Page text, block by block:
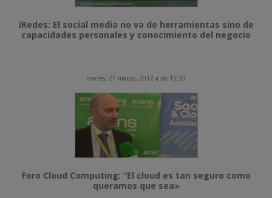
iRedes: El social media no va de herramientas sino de
capacidades personales y conocimiento del negocio
martes, 27 marzo, 2012 a las 15:33
Foro Cloud Computing: “El cloud es tan seguro como
queramos que sea»